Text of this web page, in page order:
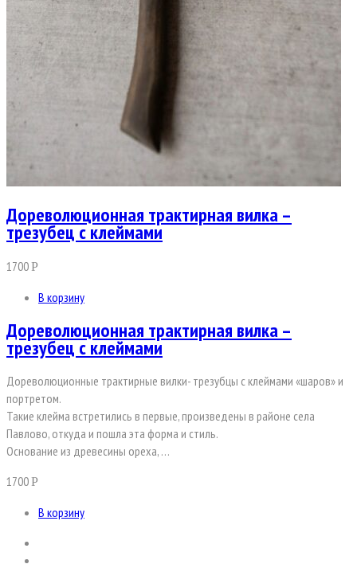
Дореволюционная трактирная вилка –
трезубец с клеймами
1700Р
В корзину
Дореволюционная трактирная вилка –
трезубец с клеймами
Дореволюционные трактирные вилки- трезубцы с клеймами «шаров» и
портретом.
Такие клейма встретились в первые, произведены в районе села
Павлово, откуда и пошла эта форма и стиль.
Основание из древесины ореха, …
1700Р
В корзину